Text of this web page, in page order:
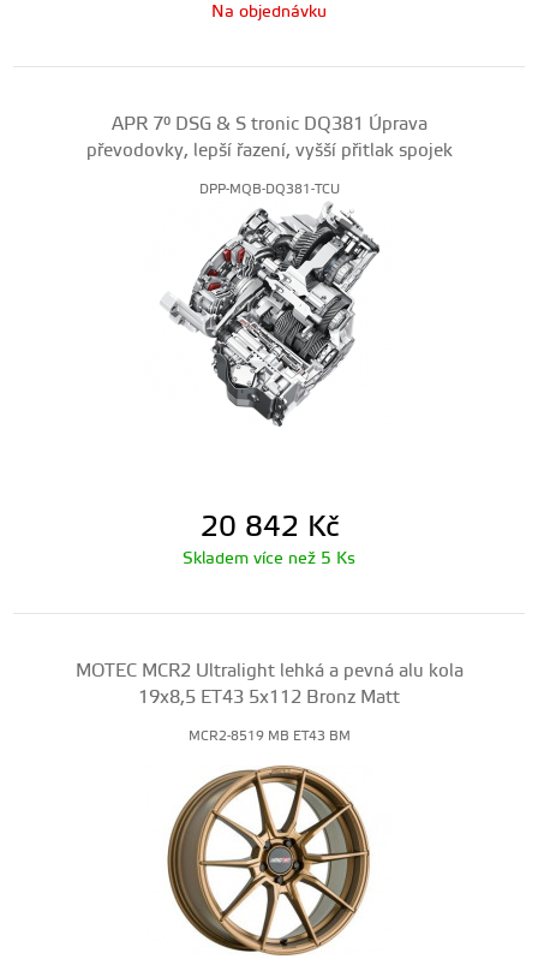
Na objednávku
APR 7° DSG & S tronic DQ381 Úprava
převodovky, lepší řazení, vyšší přitlak spojek
DPP-MQB-DQ381-TCU
20 842 Kč
Skladem více než 5 Ks
MOTEC MCR2 Ultralight lehká a pevná alu kola
19x8,5 ET43 5x112 Bronz Matt
MCR2-8519 MB ET43 BM